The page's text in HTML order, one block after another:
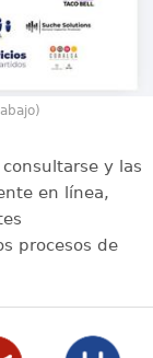
y las
en línea,
procesos de